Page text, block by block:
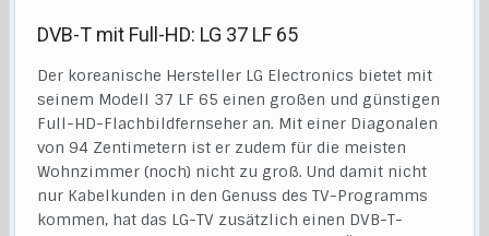
DVB-T mit Full-HD: LG 37 LF 65
Der koreanische Hersteller LG Electronics bietet mit
seinem Modell 37 LF 65 einen großen und günstigen
Full-HD-Flachbildfernseher an. Mit einer Diagonalen
von 94 Zentimetern ist er zudem für die meisten
Wohnzimmer (noch) nicht zu groß. Und damit nicht
nur Kabelkunden in den Genuss des TV-Programms
kommen, hat das LG-TV zusätzlich einen DVB-T-